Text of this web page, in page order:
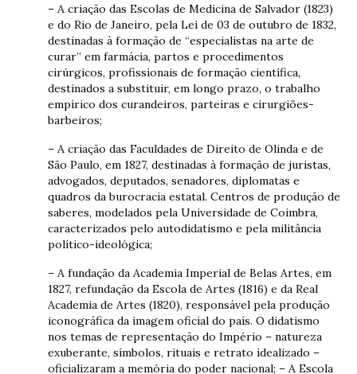
– A criação das Escolas de Medicina de Salvador (1823)
e do Rio de Janeiro, pela Lei de 03 de outubro de 1832,
destinadas à formação de “especialistas na arte de
curar” em farmácia, partos e procedimentos
cirúrgicos, profissionais de formação científica,
destinados a substituir, em longo prazo, o trabalho
empírico dos curandeiros, parteiras e cirurgiões-
barbeiros;
– A criação das Faculdades de Direito de Olinda e de
São Paulo, em 1827, destinadas à formação de juristas,
advogados, deputados, senadores, diplomatas e
quadros da burocracia estatal. Centros de produção de
saberes, modelados pela Universidade de Coimbra,
caracterizados pelo autodidatismo e pela militância
político-ideológica;
– A fundação da Academia Imperial de Belas Artes, em
1827, refundação da Escola de Artes (1816) e da Real
Academia de Artes (1820), responsável pela produção
iconográfica da imagem oficial do país. O didatismo
nos temas de representação do Império – natureza
exuberante, símbolos, rituais e retrato idealizado –
oficializaram a memória do poder nacional; – A Escola